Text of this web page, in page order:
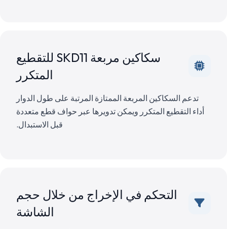
سكاكين مربعة SKD11 للتقطيع
المتكرر
تدعم السكاكين المربعة الممتازة المرتبة على طول الدوار
أداء التقطيع المتكرر ويمكن تدويرها عبر حواف قطع متعددة
قبل الاستبدال.
التحكم في الإخراج من خلال حجم
الشاشة